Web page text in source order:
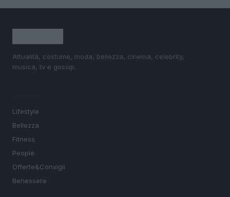
Attualità, costume, moda, bellezza, cinema, celebrity,
musica, tv e gossip.
Lifestyle
Bellezza
Fitness
People
Offerte&Consigli
Benessere